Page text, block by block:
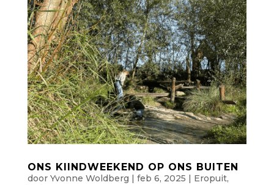
ONS KIINDWEEKEND OP ONS BUITEN
door Yvonne Woldberg | feb 6, 2025 | Eropuit,